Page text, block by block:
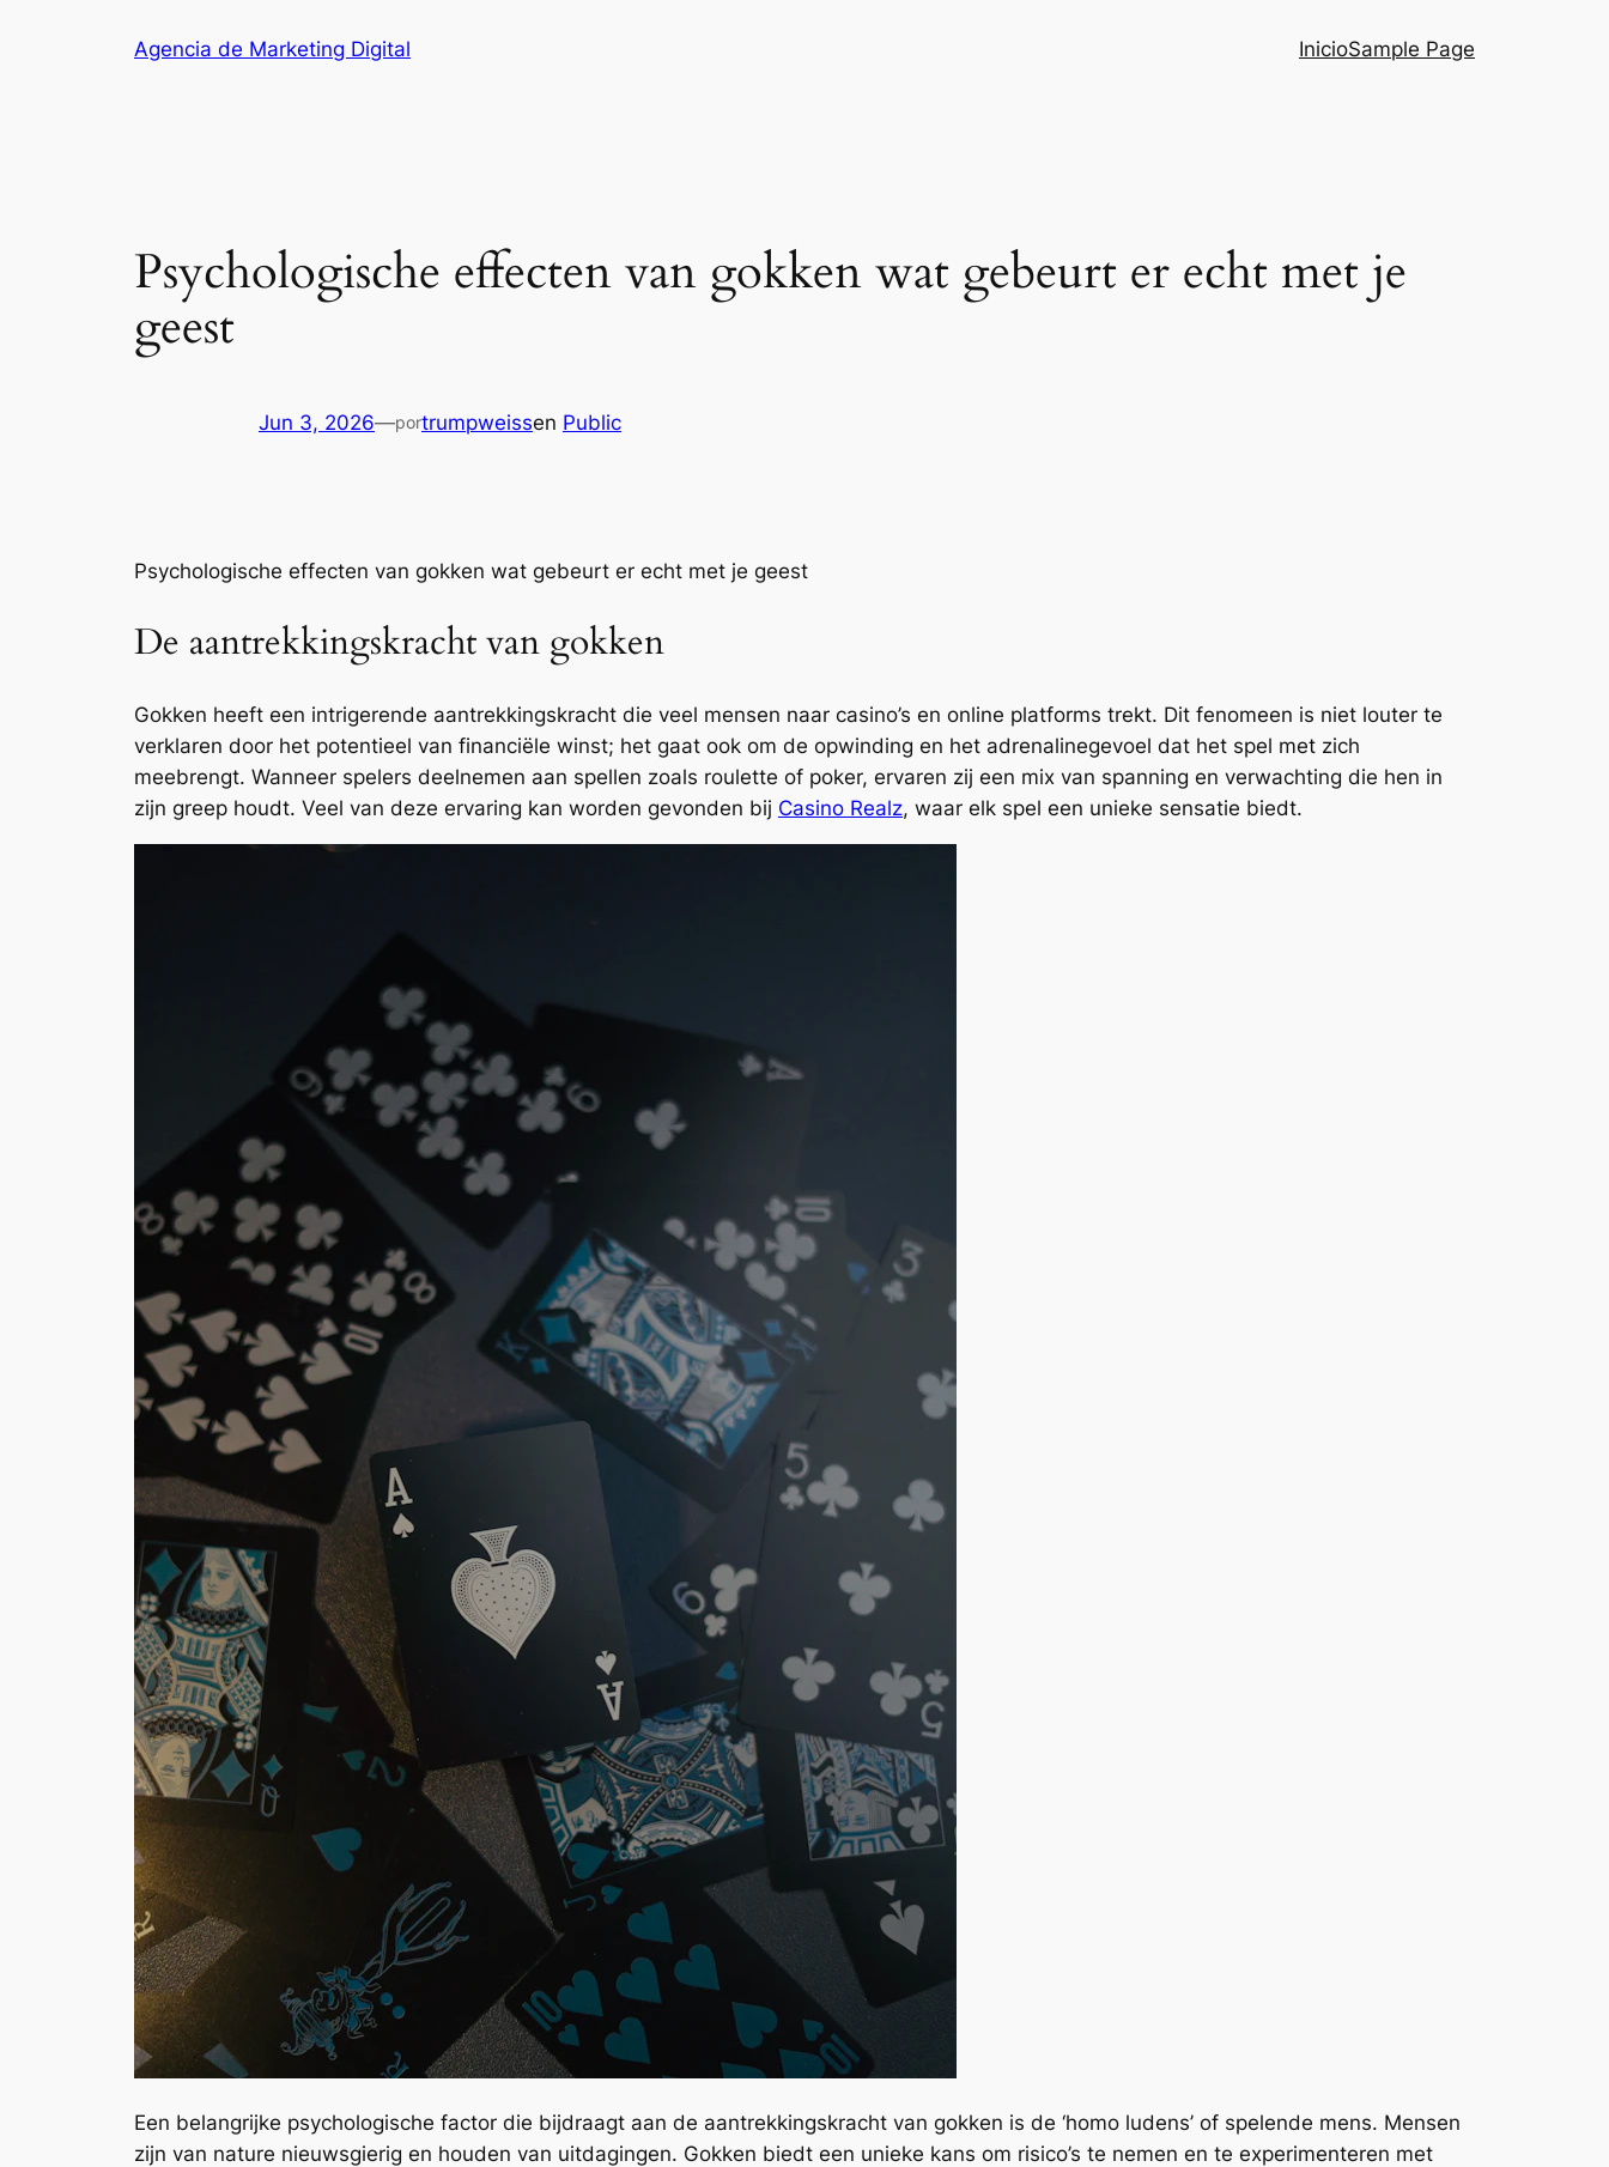
Agencia de Marketing Digital InicioSample Page
Psychologische effecten van gokken wat gebeurt er echt met je
geest
Jun 3, 2026—portrumpweissen Public
Psychologische effecten van gokken wat gebeurt er echt met je geest
De aantrekkingskracht van gokken
Gokken heeft een intrigerende aantrekkingskracht die veel mensen naar casino’s en online platforms trekt. Dit fenomeen is niet louter te
verklaren door het potentieel van financiële winst; het gaat ook om de opwinding en het adrenalinegevoel dat het spel met zich
meebrengt. Wanneer spelers deelnemen aan spellen zoals roulette of poker, ervaren zij een mix van spanning en verwachting die hen in
zijn greep houdt. Veel van deze ervaring kan worden gevonden bij Casino Realz, waar elk spel een unieke sensatie biedt.
Een belangrijke psychologische factor die bijdraagt aan de aantrekkingskracht van gokken is de ‘homo ludens’ of spelende mens. Mensen
zijn van nature nieuwsgierig en houden van uitdagingen. Gokken biedt een unieke kans om risico’s te nemen en te experimenteren met